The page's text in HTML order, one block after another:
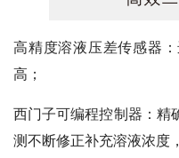
高精度溶液压差传感器：
高；
西门子可编程控制器： 精
测不断修正补充溶液浓度